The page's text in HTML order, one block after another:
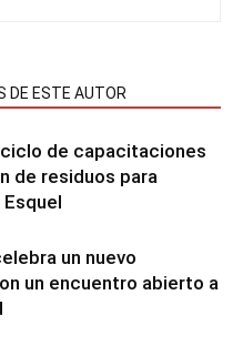
DE ESTE AUTOR
ciclo de capacitaciones
de residuos para
un nuevo
un encuentro abierto a